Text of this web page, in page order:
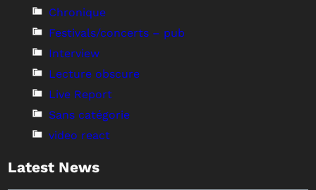
Chronique
Festivals/concerts – pub
Interview
Lecture obscure
Live Report
Sans catégorie
video react
Latest News